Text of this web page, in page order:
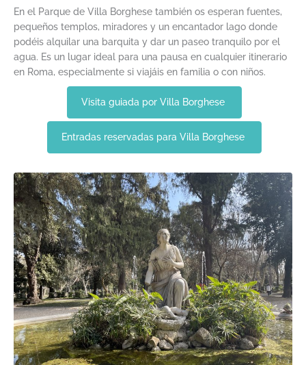
En el Parque de Villa Borghese también os esperan fuentes,
pequeños templos, miradores y un encantador lago donde
podéis alquilar una barquita y dar un paseo tranquilo por el
agua. Es un lugar ideal para una pausa en cualquier itinerario
en Roma, especialmente si viajáis en familia o con niños.
Visita guiada por Villa Borghese
Entradas reservadas para Villa Borghese